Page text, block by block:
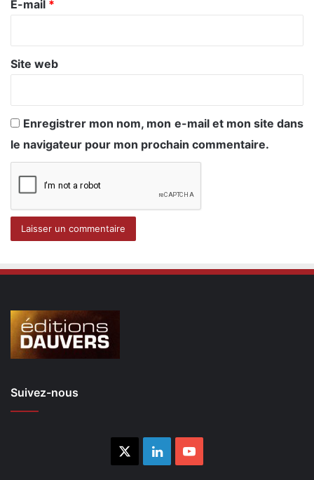
e
E-mail *
Site web
Enregistrer mon nom, mon e-mail et mon site dans
le navigateur pour mon prochain commentaire.
Suivez-nous
LinkedinYouTube